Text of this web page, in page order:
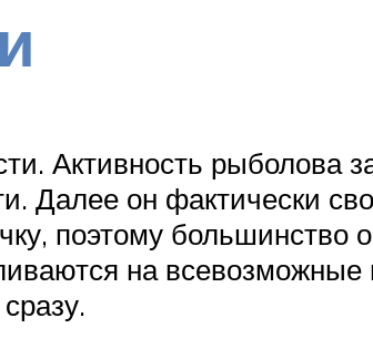
Активность рыболова
Далее он фактически
поэтому большинство
на